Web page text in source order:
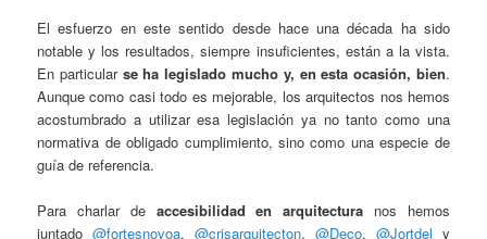
El esfuerzo en este sentido desde hace una década ha sido
notable y los resultados, siempre insuficientes, están a la vista.
En particular se ha legislado mucho y, en esta ocasión, bien.
Aunque como casi todo es mejorable, los arquitectos nos hemos
acostumbrado a utilizar esa legislación ya no tanto como una
normativa de obligado cumplimiento, sino como una especie de
guía de referencia.
Para charlar de accesibilidad en arquitectura nos hemos
juntado@fortesnovoa,@crisarquitecton, @Deco, @Jortdel y